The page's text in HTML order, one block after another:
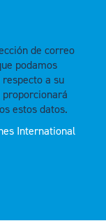
de correo
podamos
a su
proporcionará
estos datos.
International